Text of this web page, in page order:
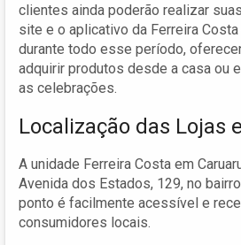
clientes ainda poderão realizar
site e o aplicativo da Ferreira
durante todo esse período,
adquirir produtos desde a casa ou
as celebrações.
Localização das Lojas
A unidade Ferreira Costa em
Avenida dos Estados, 129, no
ponto é facilmente acessível e
consumidores locais.